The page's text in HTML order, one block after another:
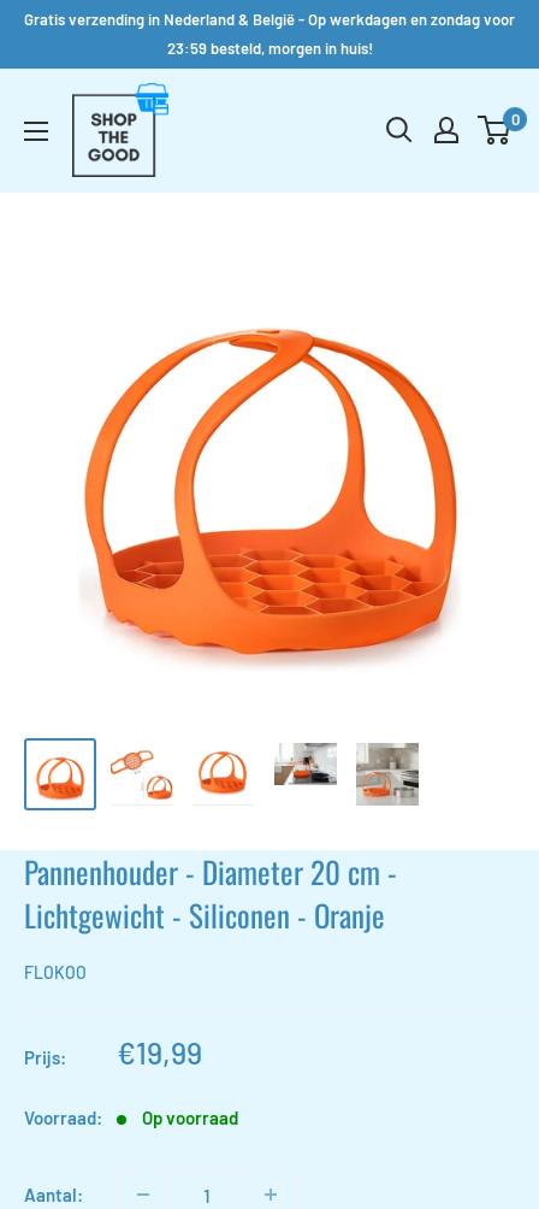
naar
Gratis verzending in Nederland & België - Op werkdagen en zondag voor
23:59 besteld, morgen in huis!
Shop
the
Good
0
Pannenhouder - Diameter 20 cm -
Lichtgewicht - Siliconen - Oranje
FLOKOO
Prijs: Actieprijs
€19,99
Voorraad: Op voorraad
Aantal: